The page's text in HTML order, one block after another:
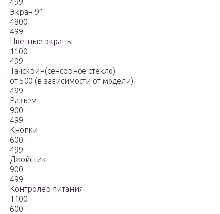
499
Экран 9″
4800
499
Цветные экраны
1100
499
Тачскрин(сенсорное стекло)
от 500 (в зависимости от модели)
499
Разъем
900
499
Кнопки
600
499
Джойстик
900
499
Контролер питания
1100
600